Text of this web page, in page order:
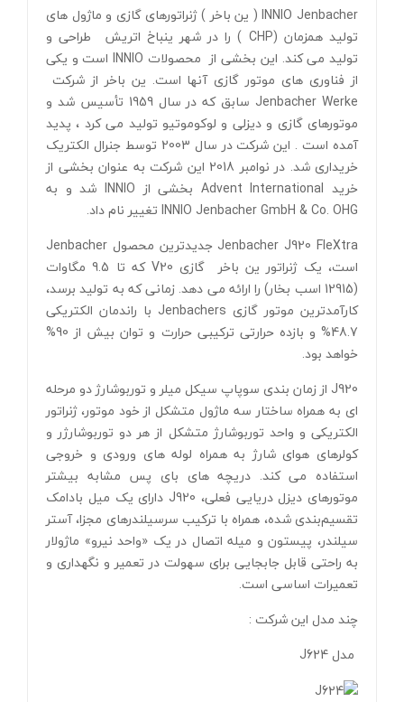
INNIO Jenbacher ( ین باخر ) ژنراتورهای گازی و ماژول های
تولید همزمان (CHP ) را در شهر ینباخ اتریش طراحی و
تولید می کند. این بخشی از محصولات INNIO است و یکی
از فناوری های موتور گازی آنها است. ین باخر از شرکت
Jenbacher Werke سابق که در سال 1959 تأسیس شد و
موتورهای گازی و دیزلی و لوکوموتیو تولید می کرد ، پدید
آمده است . این شرکت در سال 2003 توسط جنرال الکتریک
خریداری شد. در نوامبر 2018 این شرکت به عنوان بخشی از
خرید Advent International بخشی از INNIO شد و به
INNIO Jenbacher GmbH & Co. OHG تغییر نام داد.
Jenbacher J920 FleXtra جدیدترین محصول Jenbacher
است، یک ژنراتور ین باخر گازی V20 که تا 9.5 مگاوات
(12915 اسب بخار) را ارائه می دهد. زمانی که به تولید برسد،
کارآمدترین موتور گازی Jenbachers با راندمان الکتریکی
48.7% و بازده حرارتی ترکیبی حرارت و توان بیش از 90%
خواهد بود.
J920 از زمان بندی سوپاپ سیکل میلر و توربوشارژ دو مرحله
ای به همراه ساختار سه ماژول متشکل از خود موتور، ژنراتور
الکتریکی و واحد توربوشارژ متشکل از هر دو توربوشارژر و
کولرهای هوای شارژ به همراه لوله های ورودی و خروجی
استفاده می کند. دریچه های بای پس مشابه بیشتر
موتورهای دیزل دریایی فعلی، J920 دارای یک میل بادامک
تقسیم‌بندی شده، همراه با ترکیب سرسیلندرهای مجزا، آستر
سیلندر، پیستون و میله اتصال در یک «واحد نیرو» ماژولار
به راحتی قابل جابجایی برای سهولت در تعمیر و نگهداری و
تعمیرات اساسی است.
چند مدل این شرکت :
مدل J624